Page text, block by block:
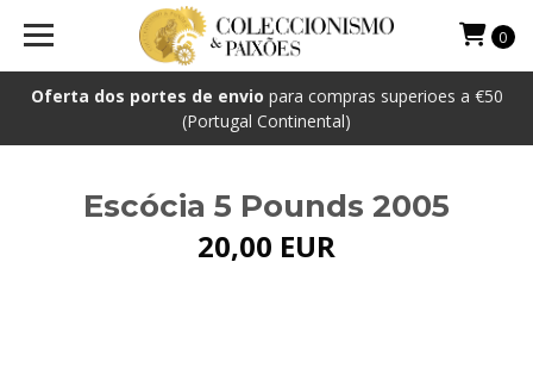
Oferta dos portes de envio para compras superioes a €50
(Portugal Continental)
0
Escócia 5 Pounds 2005
20,00 EUR